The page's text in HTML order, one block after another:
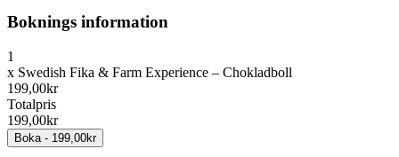
Boknings information
1
x Swedish Fika & Farm Experience – Chokladboll
199,00kr
Totalpris
199,00kr